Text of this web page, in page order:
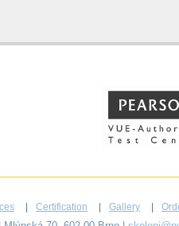
Certification Gallery